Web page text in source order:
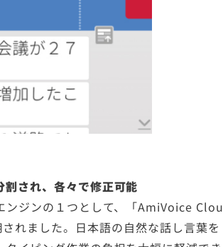
され、各々で修正可能
ンジンの１つとして、「AmiVoice Clou
れました。日本語の自然な話し言葉を